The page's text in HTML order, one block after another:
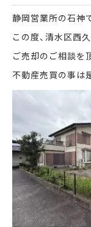
お問
静岡営業所の石神
この度、清水区西
ご売却のご相談を
不動産売買の事は